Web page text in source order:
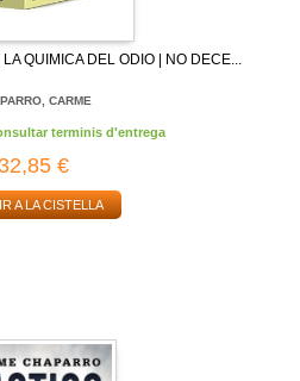
QUIMICA DEL ODIO | NO DECE...
CARME
terminis d'entrega
32,85 €
A LA CISTELLA